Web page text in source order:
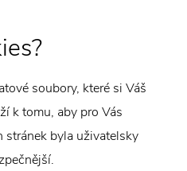
soubory, které si Váš
k tomu, aby pro Vás
stránek byla uživatelsky